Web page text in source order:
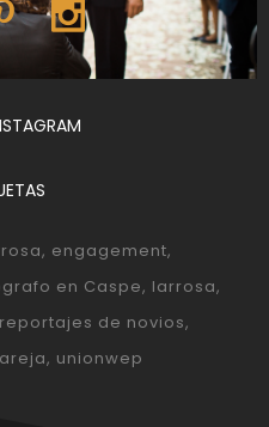
engagement
en Caspe larrosa
reportajes de novios
unionwep